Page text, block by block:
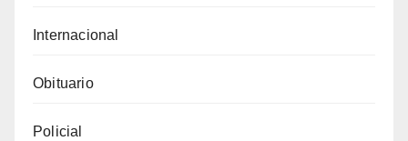
Internacional
Obituario
Policial